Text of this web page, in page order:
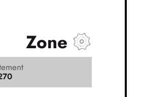
Zone